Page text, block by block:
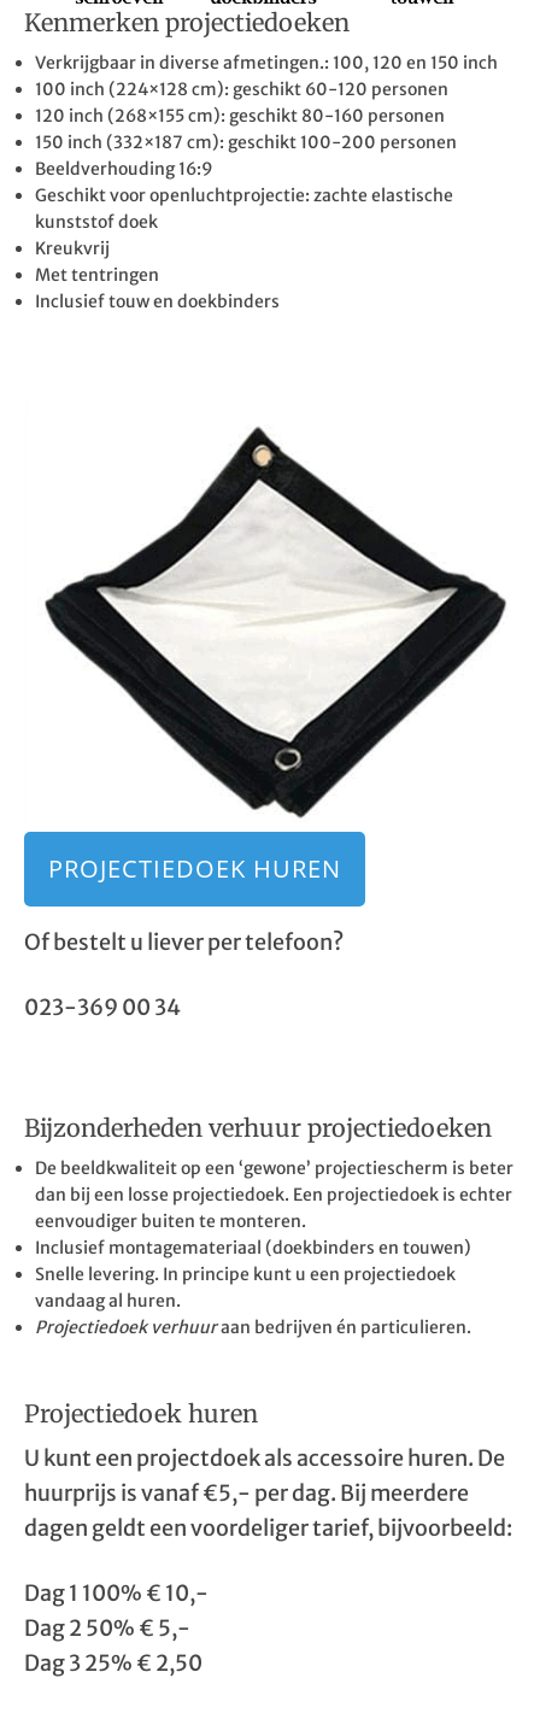
Kenmerken projectiedoeken
Verkrijgbaar in diverse afmetingen.: 100, 120 en 150 inch
100 inch (224×128 cm): geschikt 60-120 personen
120 inch (268×155 cm): geschikt 80-160 personen
150 inch (332×187 cm): geschikt 100-200 personen
Beeldverhouding 16:9
Geschikt voor openluchtprojectie: zachte elastische
kunststof doek
Kreukvrij
Met tentringen
Inclusief touw en doekbinders
PROJECTIEDOEK HUREN
Of bestelt u liever per telefoon?
023-369 00 34
Bijzonderheden verhuur projectiedoeken
De beeldkwaliteit op een ‘gewone’ projectiescherm is beter
dan bij een losse projectiedoek. Een projectiedoek is echter
eenvoudiger buiten te monteren.
Inclusief montagemateriaal (doekbinders en touwen)
Snelle levering. In principe kunt u een projectiedoek
vandaag al huren.
Projectiedoek verhuuraan bedrijven én particulieren.
Projectiedoek huren
U kunt een projectdoek als accessoire huren. De
huurprijs is vanaf €5,- per dag. Bij meerdere
dagen geldt een voordeliger tarief, bijvoorbeeld:
Dag 1 100% € 10,-
Dag 2 50% € 5,-
Dag 3 25% € 2,50